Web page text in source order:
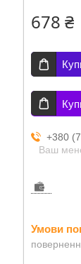
678 ₴
+380
Ваш